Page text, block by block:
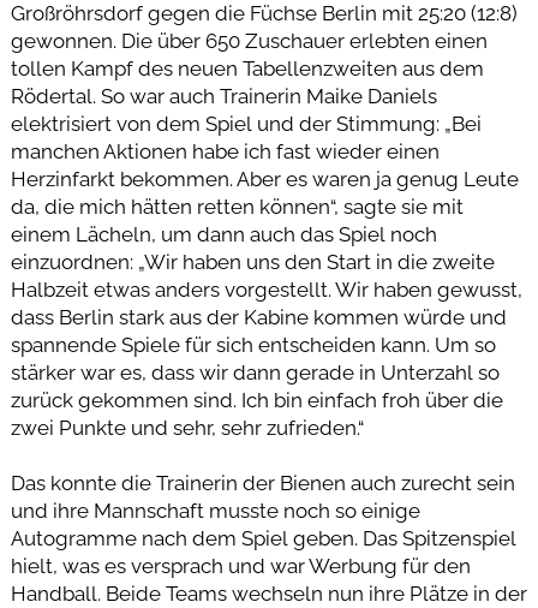
Großröhrsdorf gegen die Füchse Berlin mit 25:20 (12:8)
gewonnen. Die über 650 Zuschauer erlebten einen
tollen Kampf des neuen Tabellenzweiten aus dem
Rödertal. So war auch Trainerin Maike Daniels
elektrisiert von dem Spiel und der Stimmung: „Bei
manchen Aktionen habe ich fast wieder einen
Herzinfarkt bekommen. Aber es waren ja genug Leute
da, die mich hätten retten können“, sagte sie mit
einem Lächeln, um dann auch das Spiel noch
einzuordnen: „Wir haben uns den Start in die zweite
Halbzeit etwas anders vorgestellt. Wir haben gewusst,
dass Berlin stark aus der Kabine kommen würde und
spannende Spiele für sich entscheiden kann. Um so
stärker war es, dass wir dann gerade in Unterzahl so
zurück gekommen sind. Ich bin einfach froh über die
zwei Punkte und sehr, sehr zufrieden.“
Das konnte die Trainerin der Bienen auch zurecht sein
und ihre Mannschaft musste noch so einige
Autogramme nach dem Spiel geben. Das Spitzenspiel
hielt, was es versprach und war Werbung für den
Handball. Beide Teams wechseln nun ihre Plätze in der